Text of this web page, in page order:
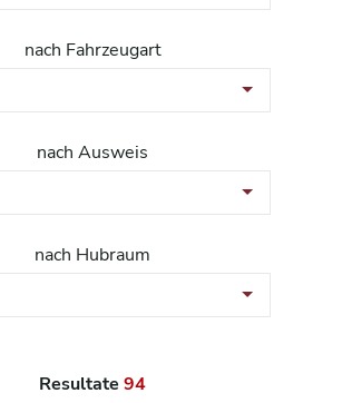
nach Fahrzeugart
nach Ausweis
nach Hubraum
Resultate 94